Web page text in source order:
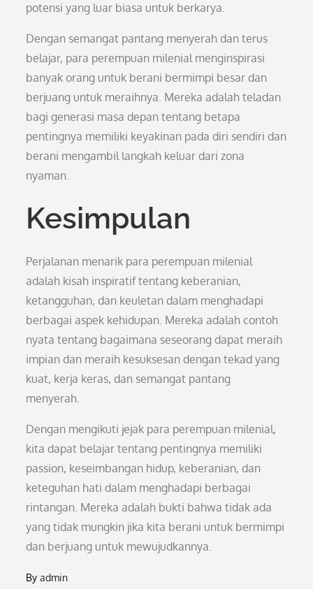
potensi yang luar biasa untuk berkarya.
Dengan semangat pantang menyerah dan terus
belajar, para perempuan milenial menginspirasi
banyak orang untuk berani bermimpi besar dan
berjuang untuk meraihnya. Mereka adalah teladan
bagi generasi masa depan tentang betapa
pentingnya memiliki keyakinan pada diri sendiri dan
berani mengambil langkah keluar dari zona
nyaman.
Kesimpulan
Perjalanan menarik para perempuan milenial
adalah kisah inspiratif tentang keberanian,
ketangguhan, dan keuletan dalam menghadapi
berbagai aspek kehidupan. Mereka adalah contoh
nyata tentang bagaimana seseorang dapat meraih
impian dan meraih kesuksesan dengan tekad yang
kuat, kerja keras, dan semangat pantang
menyerah.
Dengan mengikuti jejak para perempuan milenial,
kita dapat belajar tentang pentingnya memiliki
passion, keseimbangan hidup, keberanian, dan
keteguhan hati dalam menghadapi berbagai
rintangan. Mereka adalah bukti bahwa tidak ada
yang tidak mungkin jika kita berani untuk bermimpi
dan berjuang untuk mewujudkannya.
Byadmin